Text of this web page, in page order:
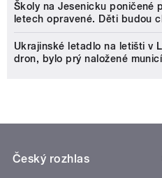
Školy na Jesenicku poničené
letech opravené. Děti budou
Ukrajinské letadlo na letišti v
dron, bylo prý naložené municí
Český rozhlas